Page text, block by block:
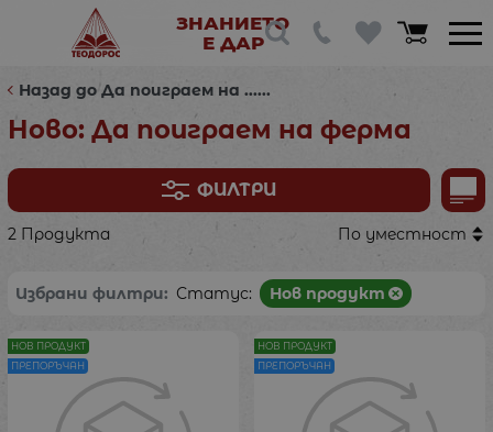
ЗНАНИЕТО
Е ДАР
Назад до Да поиграем на ......
Ново: Да поиграем на ферма
ФИЛТРИ
2 Продукта По уместност
Избрани филтри: Статус: Нов продукт
НОВ ПРОДУКТ
ПРЕПОРЪЧАН
НОВ ПРОДУКТ
ПРЕПОРЪЧАН